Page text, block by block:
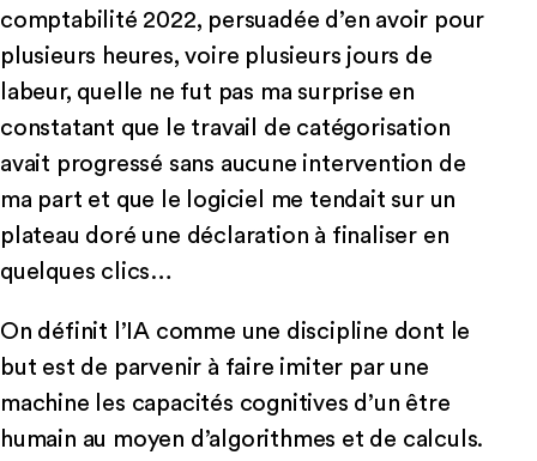
comptabilité 2022, persuadée d’en avoir pour
plusieurs heures, voire plusieurs jours de
labeur, quelle ne fut pas ma surprise en
constatant que le travail de catégorisation
avait progressé sans aucune intervention de
ma part et que le logiciel me tendait sur un
plateau doré une déclaration à finaliser en
quelques clics…
On définit l’IA comme une discipline dont le
but est de parvenir à faire imiter par une
machine les capacités cognitives d’un être
humain au moyen d’algorithmes et de calculs.